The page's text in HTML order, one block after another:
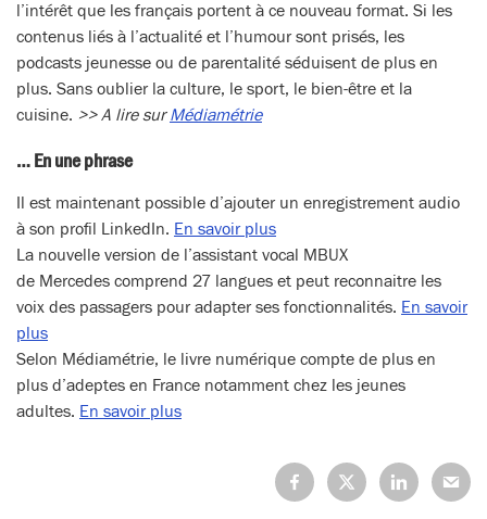
l’intérêt que les français portent à ce nouveau format. Si les
contenus liés à l’actualité et l’humour sont prisés, les
podcasts jeunesse ou de parentalité séduisent de plus en
plus. Sans oublier la culture, le sport, le bien-être et la
cuisine. >> A lire surMédiamétrie
… En une phrase
​​​Il est maintenant possible d’ajouter un enregistrement audio
à son profil LinkedIn. En savoir plus
La nouvelle version de l’assistant vocal MBUX
de Mercedes comprend 27 langues et peut reconnaitre les
voix des passagers pour adapter ses fonctionnalités. En savoir
plus
Selon Médiamétrie, le livre numérique compte de plus en
plus d’adeptes en France notamment chez les jeunes
adultes. En savoir plus
Partagez
sur
Partagez
sur
Partagez
sur
sur